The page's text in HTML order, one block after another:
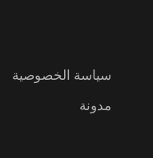
سياسة الخصوصية
مدونة